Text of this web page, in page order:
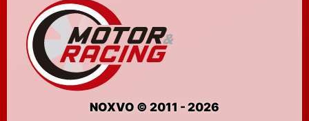
NOXVO © 2011 - 2026